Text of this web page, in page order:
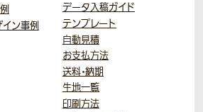
ン事例
データ入稿ガイド
テンプレート
自動見積
お支払方法
送料・納期
生地一覧
印刷方法